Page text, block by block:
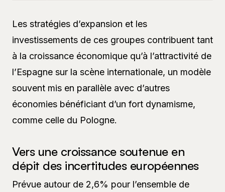
Les stratégies d’expansion et les
investissements de ces groupes contribuent tant
à la croissance économique qu’à l’attractivité de
l’Espagne sur la scène internationale, un modèle
souvent mis en parallèle avec d’autres
économies bénéficiant d’un fort dynamisme,
comme celle du Pologne.
Vers une croissance soutenue en
dépit des incertitudes européennes
Prévue autour de 2,6% pour l’ensemble de